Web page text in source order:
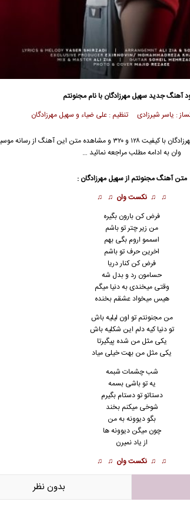
آهنگ جدیدسهیل مهرزادگان با نام مجنونتم
: یاسر شیرزادی تنظیم : علی ضیاء و سهیل مهرزادگان
با کیفیت ۱۲۸ و ۳۲۰ و مشاهده متن این آهنگ از
وان به ادامه مطلب مراجعه نمائید …
متن آهنگ مجنونتم ازسهیل مهرزادگان :
♫ ♫ نکست وان ♫ ♫
فرض کن بارون بگیره
من زیر چتر تو باشم
اسممو اروم بگی بهم
اخرین حرف تو باشم
فرض کن کنار دریا
حسامون رد و بدل شه
وقتی میخندی به دنیا میگم
هیس میخواد عشقم بخنده
من مجنونتم تو اون لیلیه باش
تو دنیا کیه دلم این شکلیه باش
یکی مثل من شده پیگیرتا
یکی مثل من بهت خیلی میاد
شب چشمات شبمه
یه تو باشی بسمه
دستاتو تو دستام بگیرم
شوخی میکنم بخند
بگو دیوونه به من
چون میگن دیوونه ها
از یاد نمیرن
♫ ♫ نکست وان ♫ ♫
بدون نظر